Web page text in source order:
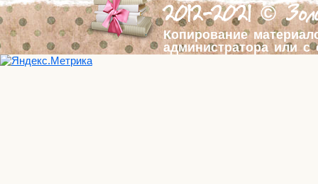
2012-2021 ©
Копирование
администратора или с